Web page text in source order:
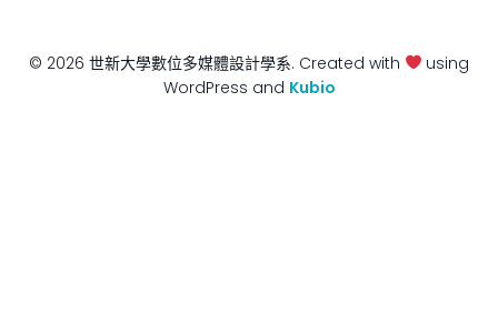
© 2026 世新大學數位多媒體設計學系. Created with
using
WordPress and Kubio